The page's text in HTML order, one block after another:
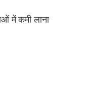
में कमी लाना